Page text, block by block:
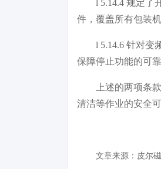
l 5.14.4 规定了
件，覆盖所有包装
l 5.14.6 针对变
保障停止功能的可靠
上述的两项条
清洁等作业的安全
文章来源： 皮尔磁